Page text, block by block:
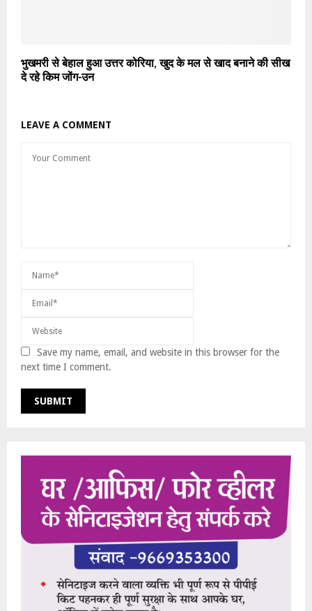
भुखमरी से बेहाल हुआ उत्तर कोरिया, खुद के मल से खाद बनाने की सीख
दे रहे किम जोंग-उन
LEAVE A COMMENT
Save my name, email, and website in this browser for the
next time I comment.